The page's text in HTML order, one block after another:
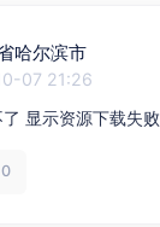
哈尔滨市
07 21:26
显示资源下载失败
0